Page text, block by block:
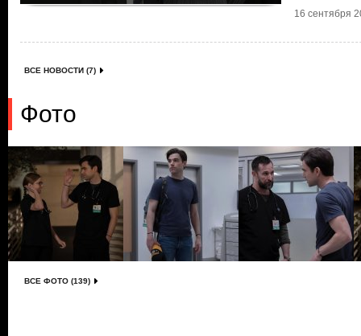
16 сентября
ВСЕ НОВОСТИ (7)
Фото
ВСЕ ФОТО (139)